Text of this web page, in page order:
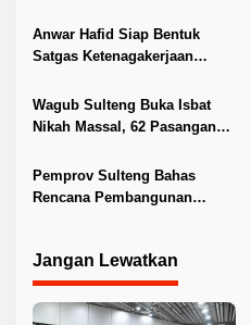
p
s
Anwar Hafid Siap Bentuk
Satgas Ketenagakerjaan
Wagub Sulteng Buka Isbat
Nikah Massal, 62 Pasangan
Pemprov Sulteng Bahas
Rencana Pembangunan
Jangan Lewatkan